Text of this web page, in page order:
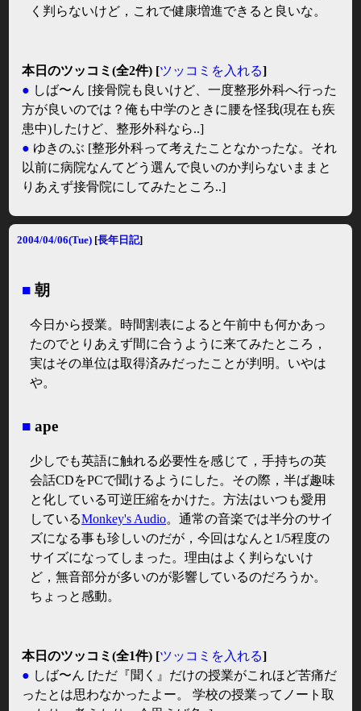
く判らないけど，これで健康増進できると良いな。
本日のツッコミ(全2件) [ツッコミを入れる]
● しば〜ん [接骨院も良いけど、一度整形外科へ行った
方が良いのでは？俺も中学のときに腰を怪我(現在も疾
患中)したけど、整形外科なら..]
● ゆきのぶ [整形外科って考えたことなかったな。それ
以前に病院なんてどう選んで良いのか判らないままと
りあえず接骨院にしてみたところ..]
2004/04/06(Tue) [長年日記]
■ 朝
今日から授業。時間割表によると午前中も何かあっ
たのでとりあえず間に合うように来てみたところ，
実はその単位は取得済みだったことが判明。いやは
や。
■ ape
少しでも英語に触れる必要性を感じて，手持ちの英
会話CDをPCで聞けるようにした。その際，半ば趣味
と化している可逆圧縮をかけた。方法はいつも愛用
しているMonkey's Audio。通常の音楽では半分のサイ
ズになる事も珍しいのだが，今回はなんと1/5程度の
サイズになってしまった。理由はよく判らないけ
ど，無音部分が多いのが影響しているのだろうか。
ちょっと感動。
本日のツッコミ(全1件) [ツッコミを入れる]
● しば〜ん [ただ『聞く』だけの授業がこれほど苦痛だ
ったとは思わなかったよー。 学校の授業ってノート取